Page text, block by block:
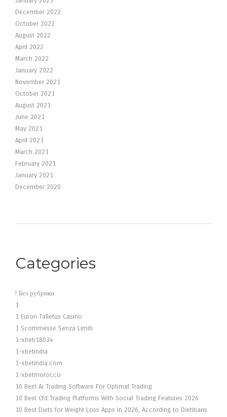
December 2022
October 2022
August 2022
April 2022
March 2022
January 2022
November 2021
October 2021
August 2021
June 2021
May 2021
April 2021
March 2021
February 2021
January 2021
December 2020
Categories
! Без рубрики
1
1 Euron Talletus Casino
1 Scommesse Senza Limiti
1-xbeti18034
1-xbetindia
1-xbetindia.com
1-xbetmorocco
10 Best Ai Trading Software For Optimal Trading
10 Best Cfd Trading Platforms With Social Trading Features 2026
10 Best Diets for Weight Loss Apps in 2026, According to Dietitians